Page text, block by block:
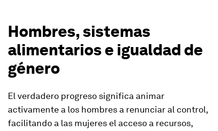
Hombres, sistemas
alimentarios e igualdad de
género
El verdadero progreso significa animar
activamente a los hombres a renunciar al control,
facilitando a las mujeres el acceso a recursos,